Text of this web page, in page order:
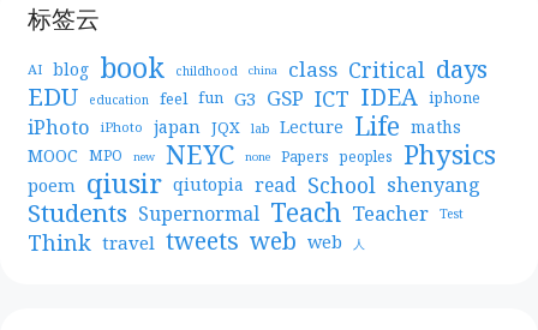
标签云
AI blog book childhood china class Critical days
EDU education feel fun G3 GSP ICT IDEA iphone
iPhoto iPhoto japan JQX lab Lecture Life maths
MOOC MPO new NEYC none Papers peoples Physics
poem qiusir qiutopia read School shenyang
Students Supernormal Teach Teacher Test
Think travel tweets web web 人